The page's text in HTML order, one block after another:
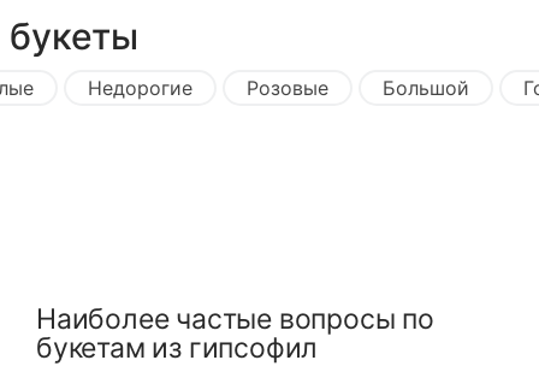
Недорогие Розовые Большой
Наиболее частые вопросы по
букетам из гипсофил